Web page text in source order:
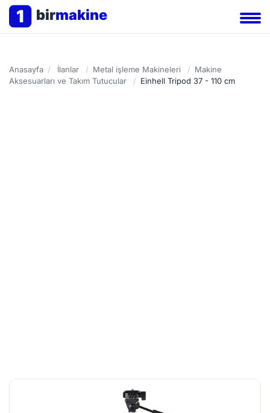
1 birmakine
Anasayfa / İlanlar / Metal işleme Makineleri / Makine
Aksesuarları ve Takım Tutucular
/ Einhell Tripod 37 - 110 cm